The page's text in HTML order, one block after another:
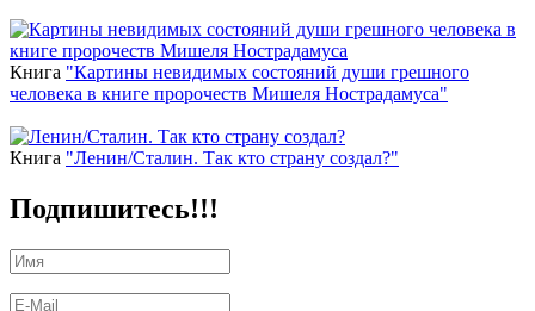
Книга "Картины невидимых состояний души грешного
человека в книге пророчеств Мишеля Нострадамуса"
Книга "Ленин/Сталин. Так кто страну создал?"
Подпишитесь!!!